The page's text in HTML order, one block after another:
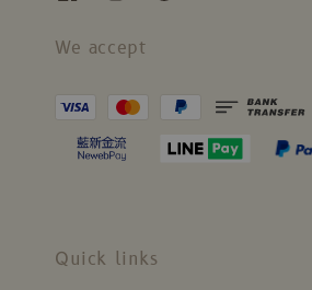
We accept
Quick links